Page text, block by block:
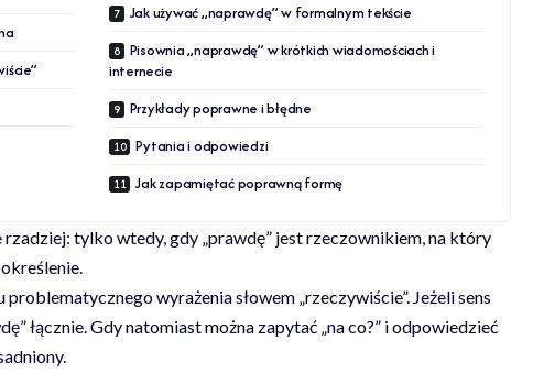
Jak używać „naprawdę” w formalnym tekście
Pisownia „naprawdę” w krótkich wiadomościach i
internecie
Przykłady poprawne i błędne
Pytania i odpowiedzi
Jak zapamiętać poprawną formę
rzadziej: tylko wtedy, gdy „prawdę” jest rzeczownikiem, na który
wyrażenia słowem „rzeczywiście”. Jeżeli sens
łącznie. Gdy natomiast można zapytać „na co?” i odpowiedzieć